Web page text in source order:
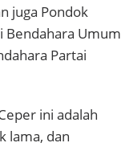
juga Pondok
Bendahara Umum
Partai
ini adalah
lama, dan